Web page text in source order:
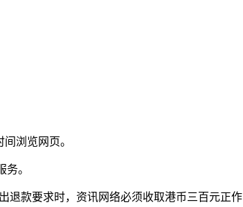
浏览网页。
。
退款要求时，资讯网络必须收取港币三百元正作